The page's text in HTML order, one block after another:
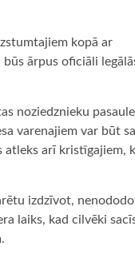
kopā ar
ārpus oficiāli
noziedznieku
varenajiem var būt
atleks arī kristīgajiem,
izdzīvot,
laiks, kad cilvēki